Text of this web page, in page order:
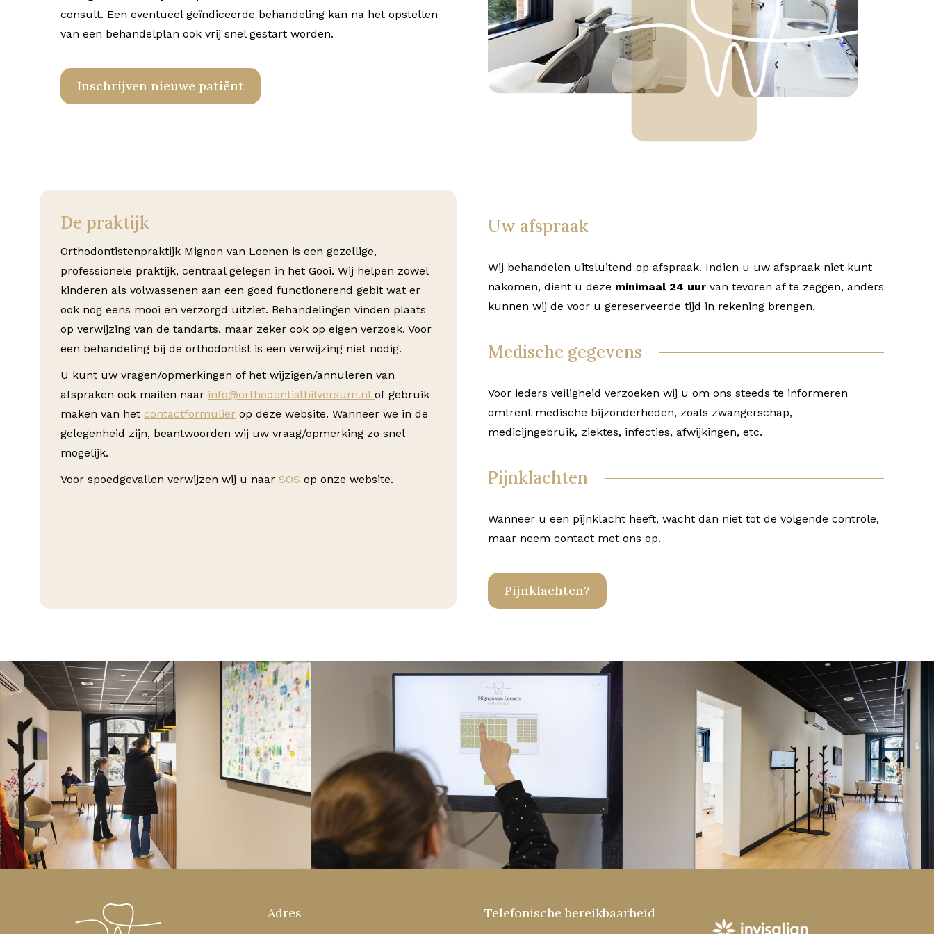
consult. Een eventueel geïndiceerde behandeling kan na het opstellen
van een behandelplan ook vrij snel gestart worden.
Inschrijven nieuwe patiënt
De praktijk
Orthodontistenpraktijk Mignon van Loenen is een gezellige,
professionele praktijk, centraal gelegen in het Gooi. Wij helpen zowel
kinderen als volwassenen aan een goed functionerend gebit wat er
ook nog eens mooi en verzorgd uitziet. Behandelingen vinden plaats
op verwijzing van de tandarts, maar zeker ook op eigen verzoek. Voor
een behandeling bij de orthodontist is een verwijzing niet nodig.
U kunt uw vragen/opmerkingen of het wijzigen/annuleren van
afspraken ook mailen naar info@orthodontisthilversum.nl of gebruik
maken van het contactformulier op deze website. Wanneer we in de
gelegenheid zijn, beantwoorden wij uw vraag/opmerking zo snel
mogelijk.
Voor spoedgevallen verwijzen wij u naar SOS op onze website.
Uw afspraak
Wij behandelen uitsluitend op afspraak. Indien u uw afspraak niet kunt
nakomen, dient u deze minimaal 24 uur van tevoren af te zeggen, anders
kunnen wij de voor u gereserveerde tijd in rekening brengen.
Medische gegevens
Voor ieders veiligheid verzoeken wij u om ons steeds te informeren
omtrent medische bijzonderheden, zoals zwangerschap,
medicijngebruik, ziektes, infecties, afwijkingen, etc.
Pijnklachten
Wanneer u een pijnklacht heeft, wacht dan niet tot de volgende controle,
maar neem contact met ons op.
Pijnklachten?
Adres Telefonische bereikbaarheid